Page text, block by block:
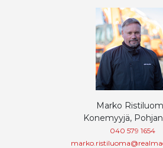
Marko
Konemyyjä,
040 579 1654